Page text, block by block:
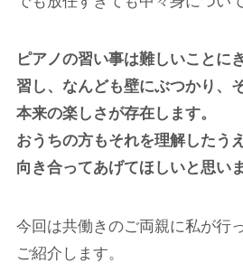
ピアノの習い事は難しいことに
習し、なんども壁にぶつかり、
本来の楽しさが存在します。
おうちの方もそれを理解したう
向き合ってあげてほしいと思いま
今回は共働きのご両親に私が行
ご紹介します。